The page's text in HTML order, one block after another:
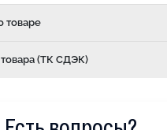
товаре
(ТК СДЭК)